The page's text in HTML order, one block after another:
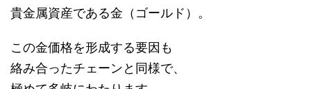
貴金属資産である金（ゴールド）。
この金価格を形成する要因も
絡み合ったチェーンと同様で、